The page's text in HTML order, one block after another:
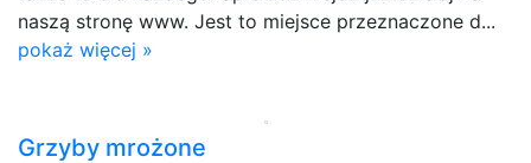
naszą stronę www. Jest to miejsce przeznaczone d...
pokaż więcej »
Grzyby mrożone